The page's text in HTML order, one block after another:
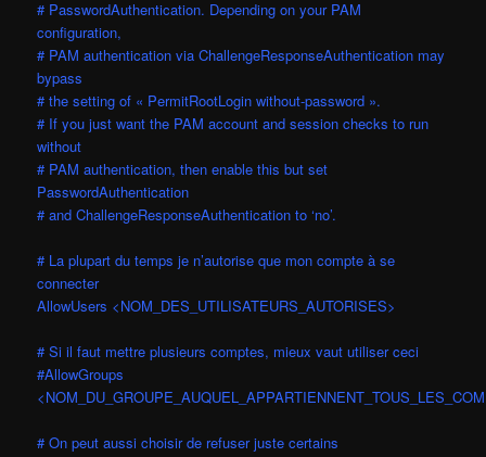
# PasswordAuthentication. Depending on your PAM
configuration,
# PAM authentication via ChallengeResponseAuthentication may
bypass
# the setting of « PermitRootLogin without-password ».
# If you just want the PAM account and session checks to run
without
# PAM authentication, then enable this but set
PasswordAuthentication
# and ChallengeResponseAuthentication to ‘no’.
# La plupart du temps je n’autorise que mon compte à se
connecter
AllowUsers <NOM_DES_UTILISATEURS_AUTORISES>
# Si il faut mettre plusieurs comptes, mieux vaut utiliser ceci
#AllowGroups
# On peut aussi choisir de refuser juste certains